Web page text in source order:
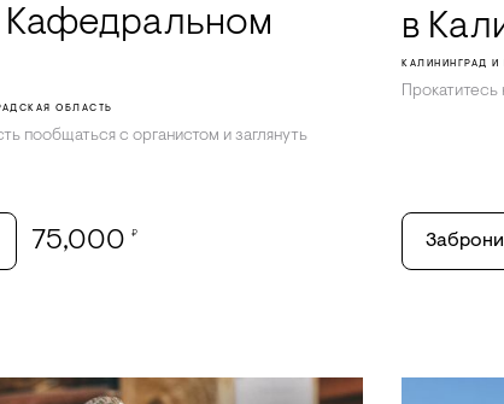
Кафедральном
ОБЛАСТЬ
пообщаться с органистом и заглянуть
75,000 ₽
в
КАЛИНИНГРАД